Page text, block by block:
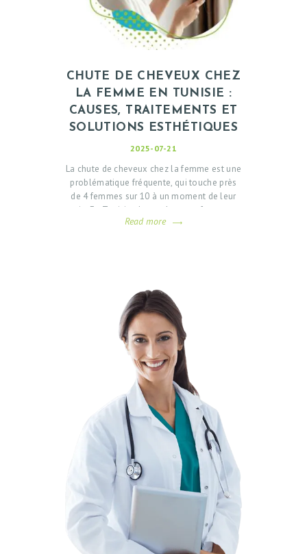
CHUTE DE CHEVEUX CHEZ
LA FEMME EN TUNISIE :
CAUSES, TRAITEMENTS ET
SOLUTIONS ESTHÉTIQUES
2025-07-21
La chute de cheveux chez la femme est une
problématique fréquente, qui touche près
de 4 femmes sur 10 à un moment de leur
vie. En Tunisie, de nombreuses femmes
consultent aujourd’hui pour retrouver une
en Tunisie offrent…
Read more